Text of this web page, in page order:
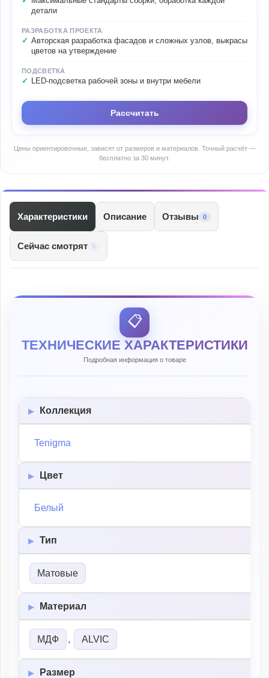
детали
РАЗРАБОТКА ПРОЕКТА
Авторская разработка фасадов и сложных узлов, выкрасы
цветов на утверждение
ПОДСВЕТКА
LED-подсветка рабочей зоны и внутри мебели
Рассчитать
Цены ориентировочные, зависят от размеров и материалов. Точный расчёт —
бесплатно за 30 минут.
Характеристики Описание Отзывы 0
Сейчас смотрят 5
📋
ТЕХНИЧЕСКИЕ ХАРАКТЕРИСТИКИ
Подробная информация о товаре
Коллекция
Tenigma
Цвет
Белый
Тип
Матовые
Материал
МДФ , ALVIC
Размер